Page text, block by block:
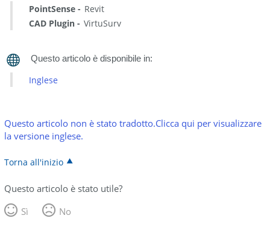
PointSense
Revit
CAD Plugin VirtuSurv
Inglese
Questo articolo non è stato tradotto.Clicca qui per visualizzare
la versione inglese.
Torna all'inizio
Questo articolo è stato utile?
Sì
No